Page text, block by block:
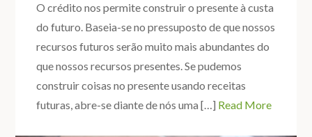
suas
contribuições
Source
O crédito nos permite construir o presente à custa
do futuro. Baseia-se no pressuposto de que nossos
recursos futuros serão muito mais abundantes do
que nossos recursos presentes. Se pudemos
construir coisas no presente usando receitas
futuras, abre-se diante de nós uma […] Read More